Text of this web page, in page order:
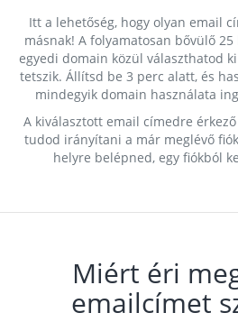
Itt a lehetőség, hogy olyan email
másnak! A folyamatosan bővülő
egyedi domain közül választhatod
tetszik. Állítsd be 3 perc alatt, és
mindegyik domain használata
A kiválasztott email címedre
tudod irányítani a már meglévő
helyre belépned, egy fiókból
Miért éri
emailcímet